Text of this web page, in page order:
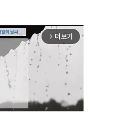
arrow_forward_ios 더보기